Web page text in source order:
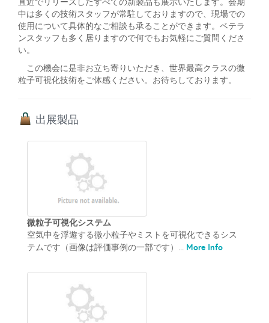
直近でリリースしたすべての新製品も展示いたします。会期
中は多くの技術スタッフが常駐しておりますので、現場での
使用について具体的なご相談も承ることができます。ベテラ
ンスタッフも多く居りますので何でもお気軽にご質問くださ
い。
この機会に是非お立ち寄りいただき、世界最高クラスの微
粒子可視化技術をご体感ください。お待ちしております。
出展製品
微粒子可視化システム
空気中を浮遊する微小粒子やミストを可視化できるシス
テムです（画像は評価事例の一部です）... More Info